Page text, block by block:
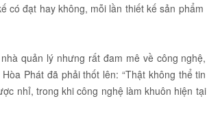
có đạt hay không, mỗi lần thiết kế sản phẩm
quản lý nhưng rất đam mê về công nghệ,
Phát đã phải thốt lên: “Thật không thể tin
nhỉ, trong khi công nghệ làm khuôn hiện tại